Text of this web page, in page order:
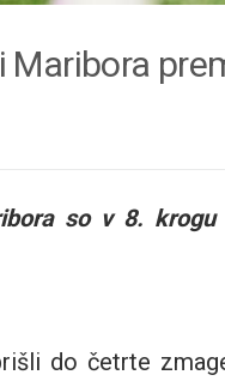
so v 8.
do četrte